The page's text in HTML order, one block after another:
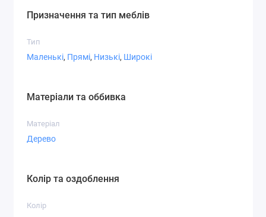
Призначення та тип меблів
Тип
Маленькі, Прямі, Низькі, Широкі
Матеріали та оббивка
Матеріал
Дерево
Колір та оздоблення
Колір